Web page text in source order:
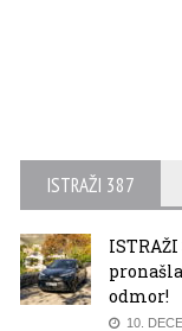
ISTRAŽI 387
ISTRAŽI
odmor!
10.